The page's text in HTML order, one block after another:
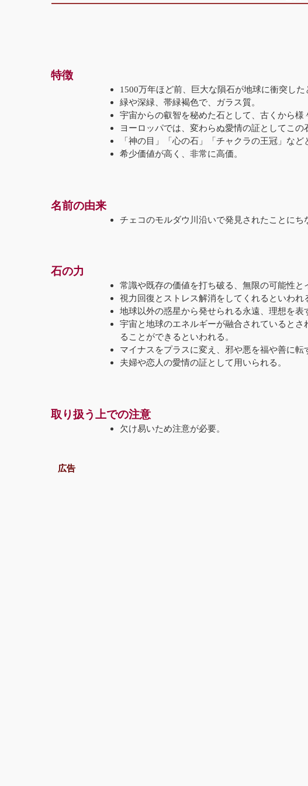
特徴
1500万年ほど前、巨大な隕石が地球に衝突した
緑や深緑、帯緑褐色で、ガラス質。
宇宙からの叡智を秘めた石として、古くから様
ヨーロッパでは、変わらぬ愛情の証としてこ
「神の目」「心の石」「チャクラの王冠」な
希少価値が高く、非常に高価。
名前の由来
チェコのモルダウ川沿いで発見されたことにち
石の力
常識や既存の価値を打ち破る、無限の可能性と
視力回復とストレス解消をしてくれるといわれ
地球以外の惑星から発せられる永遠、理想を
宇宙と地球のエネルギーが融合されていると
ることができるといわれる。
マイナスをプラスに変え、邪や悪を福や善に転
夫婦や恋人の愛情の証として用いられる。
取り扱う上での注意
欠け易いため注意が必要。
広告